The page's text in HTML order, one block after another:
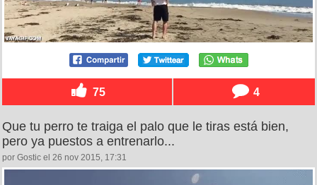
75 4
Que tu perro te traiga el palo que le tiras está bien,
pero ya puestos a entrenarlo...
por Gostic el 26 nov 2015, 17:31